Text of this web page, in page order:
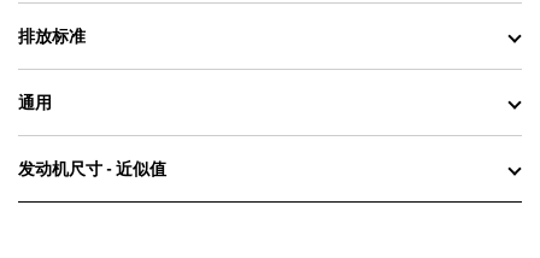
排放标准
通用
发动机尺寸 - 近似值